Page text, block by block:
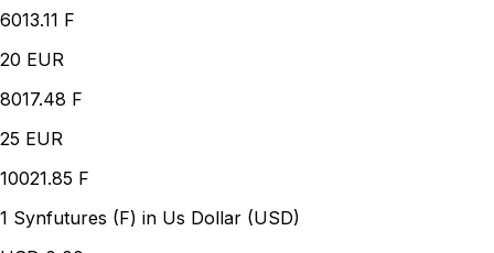
6013.11 F
20 EUR
8017.48 F
25 EUR
10021.85 F
1 Synfutures (F) in Us Dollar (USD)